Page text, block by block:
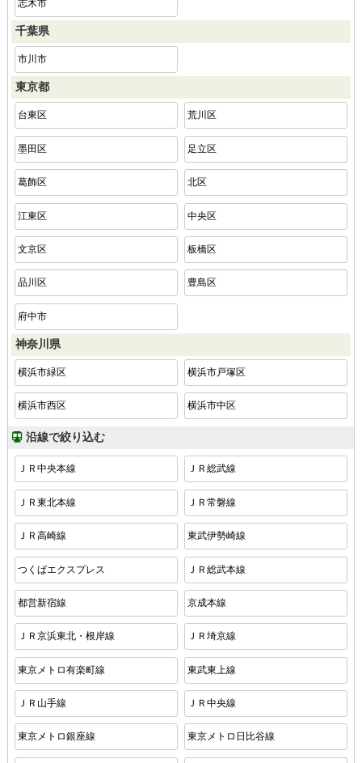
志木市
千葉県
市川市
東京都
台東区 荒川区
墨田区 足立区
葛飾区 北区
江東区 中央区
文京区 板橋区
品川区 豊島区
府中市
神奈川県
横浜市緑区 横浜市戸塚区
横浜市西区 横浜市中区
沿線で絞り込む
ＪＲ中央本線 ＪＲ総武線
ＪＲ東北本線 ＪＲ常磐線
ＪＲ高崎線 東武伊勢崎線
つくばエクスプレス ＪＲ総武本線
都営新宿線 京成本線
ＪＲ京浜東北・根岸線 ＪＲ埼京線
東京メトロ有楽町線 東武東上線
ＪＲ山手線 ＪＲ中央線
東京メトロ銀座線 東京メトロ日比谷線